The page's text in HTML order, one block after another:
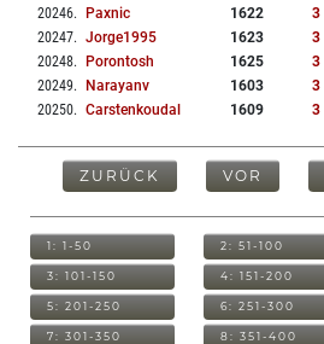
20246. Paxnic 1622 3
20247. Jorge1995 1623 3
20248. Porontosh 1625 3
20249. Narayanv 1603 3
20250. Carstenkoudal 1609 3
ZURÜCK VOR
1: 1-50 2: 51-100
3: 101-150 4: 151-200
5: 201-250 6: 251-300
7: 301-350 8: 351-400